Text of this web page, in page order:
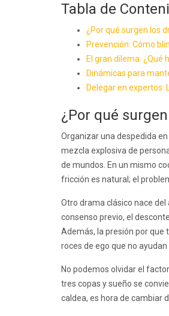
Tabla de
¿Por qué surgen los
Prevención: Cómo
El gran dilema: ¿Qué
Dinámicas para
Delegar en expertos:
¿Por qué
Organizar una despedida
mezcla explosiva de
de mundos. En un mismo
fricción es natural; el
Otro drama clásico nace
consenso previo, el
Además, la presión por que
roces de ego que no
No podemos olvidar el
tres copas y sueño se
caldea, es hora de cambiar